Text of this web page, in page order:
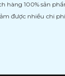
100% sản
được nhiều chi